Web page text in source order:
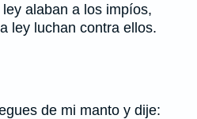
alaban a los impíos,
ley luchan contra ellos.
de mi manto y dije: